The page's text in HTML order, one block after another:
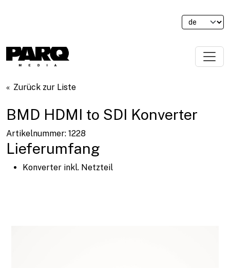
Zurück zur Liste
BMD HDMI to SDI Konverter
Artikelnummer: 1228
Lieferumfang
Konverter inkl. Netzteil